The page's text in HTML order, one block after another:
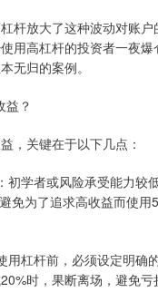
杆放大了这种波动对账
用高杠杆的投资者一夜
无归的案例。
益？
，关键在于以下几点：
初学者或风险承受能力较
免为了追求高收益而使用
用杠杆前，必须设定明确
时，果断离场，避免亏